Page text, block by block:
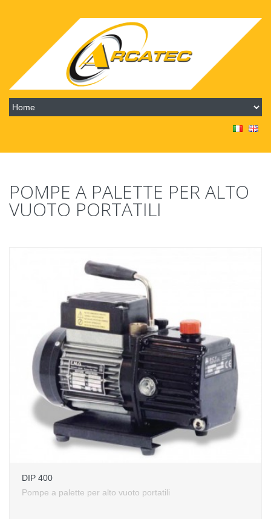
POMPE A PALETTE PER ALTO
VUOTO PORTATILI
DIP 400
Pompe a palette per alto vuoto portatili